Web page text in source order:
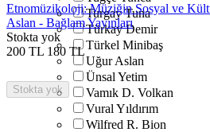
Turgay Tuna
Türkay Demir
Türkel Minibaş
Uğur Aslan
Ünsal Yetim
Vamık D. Volkan
Vural Yıldırım
Wilfred R. Bion
Etnomüzikoloji: Müziğin Sosyal ve
Aslan - Bağlam Yayınları
Stokta yok
200 TL 180 TL
Stokta yok